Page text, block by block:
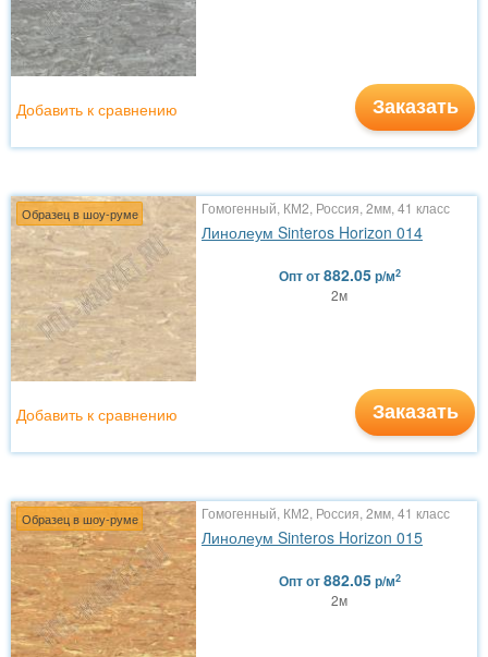
Заказать
Добавить к сравнению
Образец в шоу-руме Гомогенный, КМ2, Россия, 2мм, 41 класс
Линолеум Sinteros Horizon 014
Оптот882.05р/м2
2м
Заказать
Добавить к сравнению
Образец в шоу-руме Гомогенный, КМ2, Россия, 2мм, 41 класс
Линолеум Sinteros Horizon 015
Оптот882.05р/м2
2м